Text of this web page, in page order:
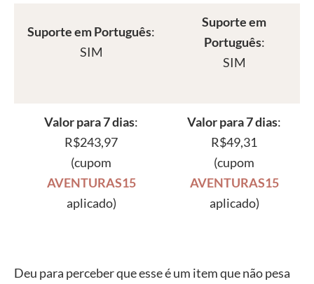
Suporte em Português:
SIM
Suporte em
Português:
SIM
Valor para 7 dias:
R$243,97
(cupom
AVENTURAS15
aplicado)
Valor para 7 dias:
R$49,31
(cupom
AVENTURAS15
aplicado)
Deu para perceber que esse é um item que não pesa